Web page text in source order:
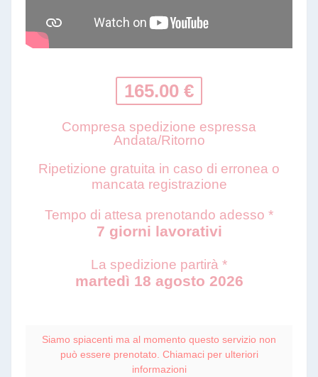
165.00 €
Compresa spedizione espressa
Andata/Ritorno
Ripetizione gratuita in caso di erronea o
mancata registrazione
Tempo di attesa prenotando adesso *
7 giorni lavorativi
La spedizione partirà *
martedì 18 agosto 2026
Siamo spiacenti ma al momento questo servizio non
può essere prenotato. Chiamaci per ulteriori
informazioni